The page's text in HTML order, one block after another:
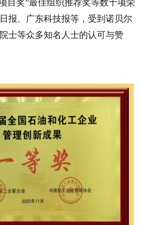
目奖”最佳组织推荐奖等数十项荣
报、广东科技报等，受到诺贝尔
士等众多知名人士的认可与赞